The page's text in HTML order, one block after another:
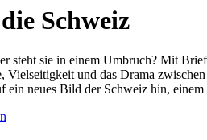
Schweiz
steht sie in einem Umbruch? Mit
Vielseitigkeit und das Drama
neues Bild der Schweiz hin, einem